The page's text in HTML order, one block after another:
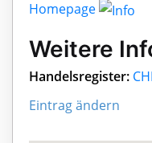
Homepage
Weitere
Handelsregister:
Eintrag ändern